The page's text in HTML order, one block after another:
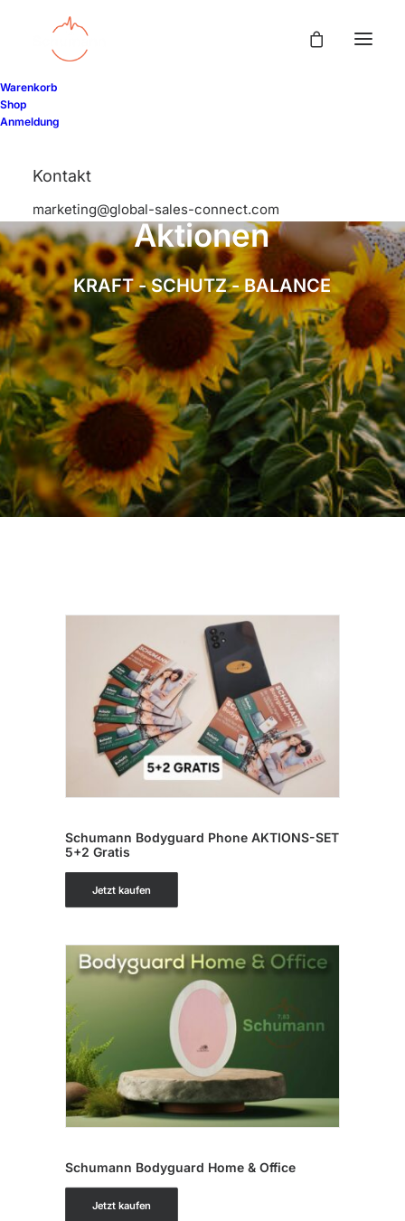
Warenkorb
Shop
Anmeldung
Kontakt
marketing@global-sales-connect.com
Aktionen
KRAFT - SCHUTZ - BALANCE
Schumann Bodyguard Phone AKTIONS-SET
5+2 Gratis
Jetzt kaufen
Schumann Bodyguard Home & Office
Jetzt kaufen